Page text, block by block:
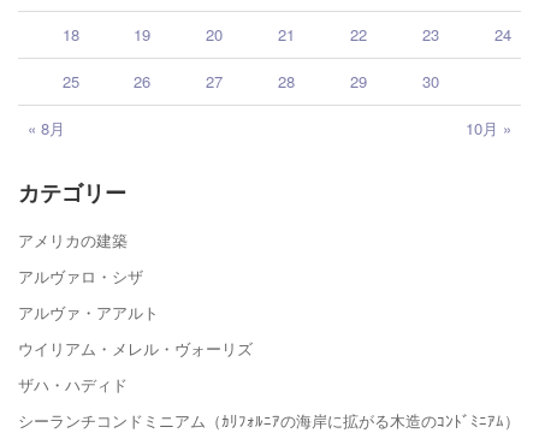
« 8月 10月 »
18 19 20 21 22 23 24
25 26 27 28 29 30
カテゴリー
アメリカの建築
アルヴァロ・シザ
アルヴァ・アアルト
ウイリアム・メレル・ヴォーリズ
ザハ・ハディド
シーランチコンドミニアム（ｶﾘﾌｫﾙﾆｱの海岸に拡がる木造のｺﾝﾄﾞﾐﾆｱﾑ）